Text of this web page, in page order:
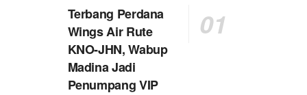
Terbang Perdana
Wings Air Rute
KNO-JHN, Wabup
Madina Jadi
Penumpang VIP